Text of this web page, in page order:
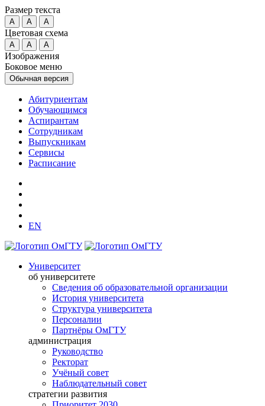
Размер текста
A A A
Цветовая схема
A A A
Изображения
Боковое меню
Обычная версия
Абитуриентам
Обучающимся
Аспирантам
Сотрудникам
Выпускникам
Сервисы
Расписание
EN
Университет
об университете
Сведения об образовательной организации
История университета
Структура университета
Персоналии
Партнёры ОмГТУ
администрация
Руководство
Ректорат
Учёный совет
Наблюдательный совет
стратегии развития